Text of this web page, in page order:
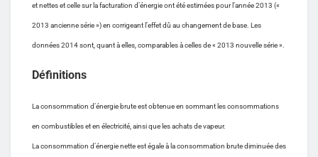
et nettes et celle sur la facturation d’énergie ont été estimées pour l’année 2013 («
2013 ancienne série ») en corrigeant l’effet dû au changement de base. Les
données 2014 sont, quant à elles, comparables à celles de « 2013 nouvelle série ».
Définitions
La consommation d’énergie brute est obtenue en sommant les consommations
en combustibles et en électricité, ainsi que les achats de vapeur.
La consommation d’énergie nette est égale à la consommation brute diminuée des